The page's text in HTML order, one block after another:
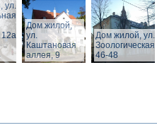
ул.
Дом жилой,
ул.
Каштановая
аллея, 9
Дом жилой, ул.
Зоологическая,
46-48